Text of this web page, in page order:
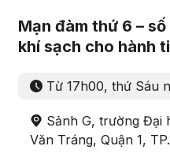
Mạn đàm thứ 6 –
khí sạch cho hành
Từ 17h00, thứ Sáu
Sảnh G, trường Đại
Văn Tráng, Quận 1,